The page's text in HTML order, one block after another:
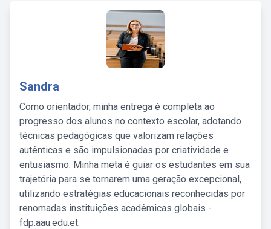
Sandra
Como orientador, minha entrega é completa ao
progresso dos alunos no contexto escolar, adotando
técnicas pedagógicas que valorizam relações
autênticas e são impulsionadas por criatividade e
entusiasmo. Minha meta é guiar os estudantes em sua
trajetória para se tornarem uma geração excepcional,
utilizando estratégias educacionais reconhecidas por
renomadas instituições acadêmicas globais -
fdp.aau.edu.et.